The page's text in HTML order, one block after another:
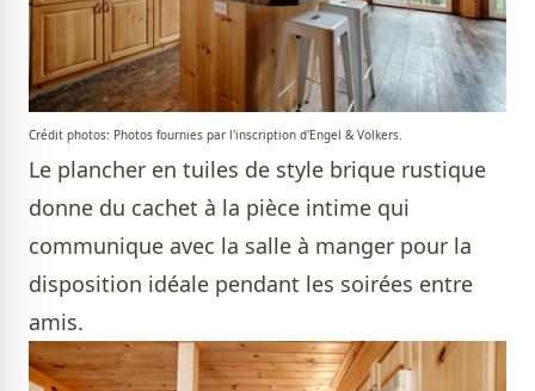
Crédit photos: Photos fournies par l'inscription d'Engel & Völkers.
Le plancher en tuiles de style brique rustique
donne du cachet à la pièce intime qui
communique avec la salle à manger pour la
disposition idéale pendant les soirées entre
amis.